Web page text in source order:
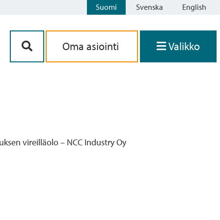
Suomi Svenska English
Oma asiointi Valikko
vireilläolo – NCC Industry Oy